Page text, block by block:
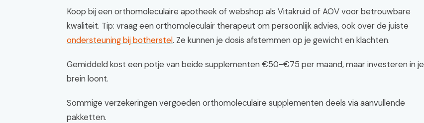
Koop bij een orthomoleculaire apotheek of webshop als Vitakruid of AOV voor betrouwbare
kwaliteit. Tip: vraag een orthomoleculair therapeut om persoonlijk advies, ook over de juiste
ondersteuning bij botherstel. Ze kunnen je dosis afstemmen op je gewicht en klachten.
Gemiddeld kost een potje van beide supplementen €50-€75 per maand, maar investeren in je
brein loont.
Sommige verzekeringen vergoeden orthomoleculaire supplementen deels via aanvullende
pakketten.